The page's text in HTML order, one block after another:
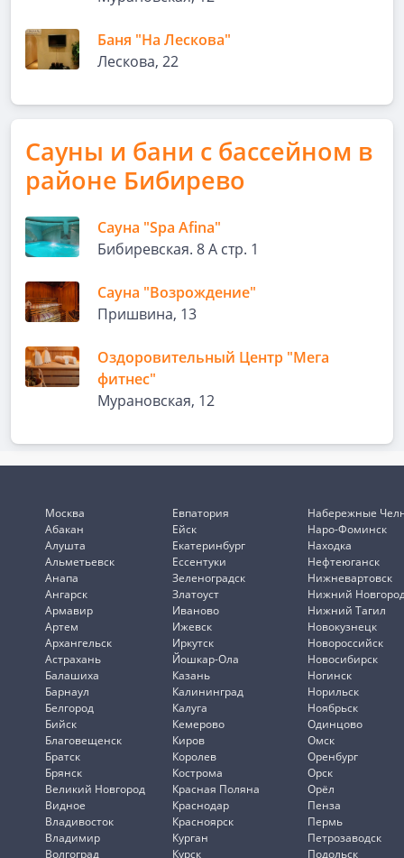
Баня "На Лескова"
Лескова, 22
Сауны и бани с бассейном в
районе Бибирево
Сауна "Spa Afina"
Бибиревская. 8 А стр. 1
Сауна "Возрождение"
Пришвина, 13
Оздоровительный Центр "Мега
фитнес"
Мурановская, 12
Москва
Абакан
Алушта
Альметьевск
Анапа
Ангарск
Армавир
Артем
Архангельск
Астрахань
Балашиха
Барнаул
Белгород
Бийск
Благовещенск
Братск
Брянск
Великий Новгород
Видное
Владивосток
Владимир
Волгоград
Евпатория
Ейск
Екатеринбург
Ессентуки
Зеленоградск
Златоуст
Иваново
Ижевск
Иркутск
Йошкар-Ола
Казань
Калининград
Калуга
Кемерово
Киров
Королев
Кострома
Красная Поляна
Краснодар
Красноярск
Курган
Курск
Набережные
Наро-Фоминск
Находка
Нефтеюганск
Нижневартовск
Нижний
Нижний Тагил
Новокузнецк
Новороссийск
Новосибирск
Ногинск
Норильск
Ноябрьск
Одинцово
Омск
Оренбург
Орск
Орёл
Пенза
Пермь
Петрозаводск
Подольск